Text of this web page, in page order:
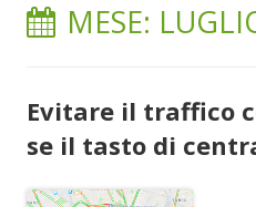
MESE:
Evitare il traffico
se il tasto di